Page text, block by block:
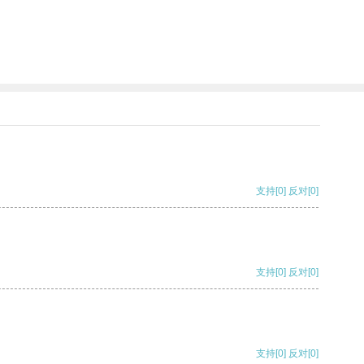
支持[0] 反对[0]
支持[0] 反对[0]
支持[0] 反对[0]